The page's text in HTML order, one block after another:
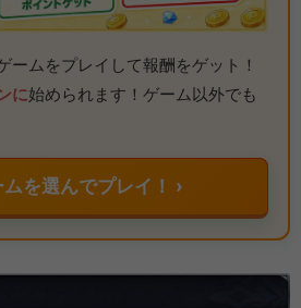
ームをプレイして報酬をゲット！
に始められます！ゲーム以外でも
を選んでプレイ！ ›